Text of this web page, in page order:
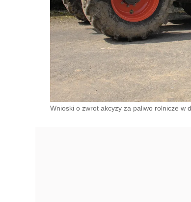
Wnioski o zwrot akcyzy za paliwo rolnicze w